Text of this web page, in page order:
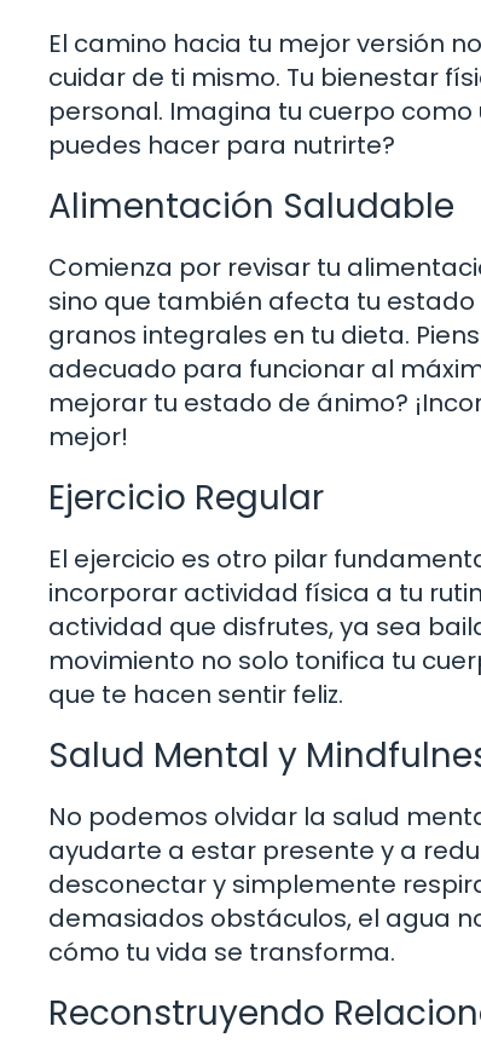
El camino hacia tu mejor versión
cuidar de ti mismo. Tu bienestar
personal. Imagina tu cuerpo como
puedes hacer para nutrirte?
Alimentación Saludable
Comienza por revisar tu
sino que también afecta tu
granos integrales en tu dieta.
adecuado para funcionar al
mejorar tu estado de ánimo?
mejor!
Ejercicio Regular
El ejercicio es otro pilar
incorporar actividad física a tu
actividad que disfrutes, ya sea
movimiento no solo tonifica tu
que te hacen sentir feliz.
Salud Mental y
No podemos olvidar la salud
ayudarte a estar presente y a
desconectar y simplemente
demasiados obstáculos, el agua
cómo tu vida se transforma.
Reconstruyendo